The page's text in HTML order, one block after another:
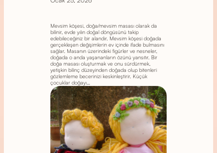
Mevsim köşesi, doğa/mevsim masası olarak da
bilinir, evde yılın doğal döngüsünü takip
edebileceğiniz bir alandır. Mevsim köşesi doğada
gerçekleşen değişimlerin ev içinde ifade bulmasını
sağlar. Masanın üzerindeki figürler ve nesneler,
doğada o anda yaşananların özünü yansıtır. Bir
doğa masası oluşturmak ve onu sürdürmek,
yetişkin bilinç düzeyinden doğada olup bitenleri
gözlemleme becerinizi keskinleştirir. Küçük
çocuklar doğayı…